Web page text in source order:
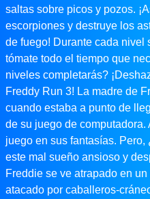
saltas sobre picos y pozos.
escorpiones y destruye los
de fuego! Durante cada nivel
tómate todo el tiempo que
niveles completarás?
Freddy Run 3! La madre de
cuando estaba a punto de
de su juego de
juego en sus fantasías.
este mal sueño ansioso y
Freddie se ve atrapado en
atacado por caballeros-